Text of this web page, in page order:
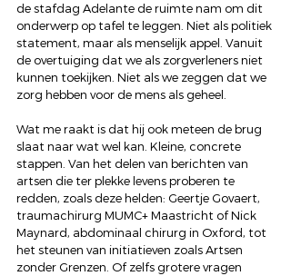
de stafdag Adelante de ruimte nam om dit
onderwerp op tafel te leggen. Niet als politiek
statement, maar als menselijk appel. Vanuit
de overtuiging dat we als zorgverleners niet
kunnen toekijken. Niet als we zeggen dat we
zorg hebben voor de mens als geheel.
Wat me raakt is dat hij ook meteen de brug
slaat naar wat wel kan. Kleine, concrete
stappen. Van het delen van berichten van
artsen die ter plekke levens proberen te
redden, zoals deze helden: Geertje Govaert,
traumachirurg MUMC+ Maastricht of Nick
Maynard, abdominaal chirurg in Oxford, tot
het steunen van initiatieven zoals Artsen
zonder Grenzen. Of zelfs grotere vragen